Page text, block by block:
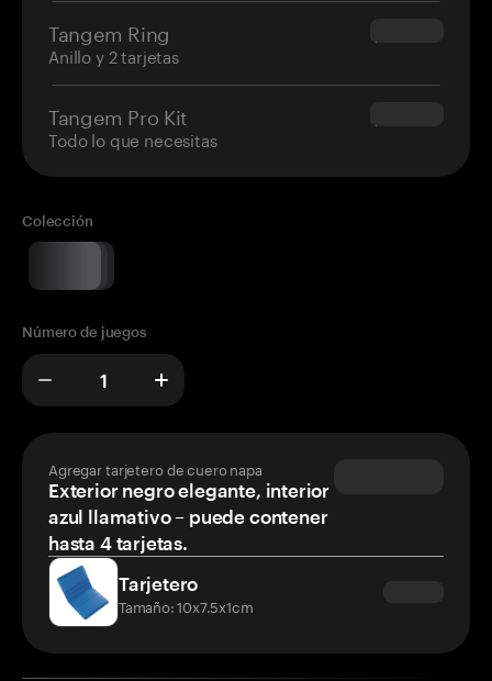
Tangem Ring
Anillo y 2 tarjetas
$160.00
Tangem Pro Kit
Todo lo que necesitas
$180.00
Colección
Número de juegos
Agregar tarjetero de cuero napa
Exterior negro elegante, interior
azul llamativo – puede contener
hasta 4 tarjetas.
Tarjetero
Tamaño: 10x7.5x1cm